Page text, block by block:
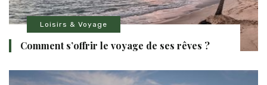
Loisirs & Voyage
Comment s’offrir le voyage de ses rêves ?